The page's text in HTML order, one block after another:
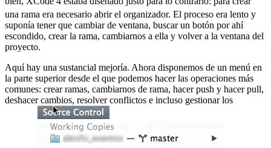
una rama era necesario abrir el organizador. El proceso era lento y
suponía tener que cambiar de ventana, buscar un botón por ahí
escondido, crear la rama, cambiarnos a ella y volver a la ventana del
proyecto.
Aquí hay una sustancial mejoría. Ahora disponemos de un menú en
la parte superior desde el que podemos hacer las operaciones más
comunes: crear ramas, cambiarnos de rama, hacer push y hacer pull,
deshacer cambios, resolver conflictos e incluso gestionar los